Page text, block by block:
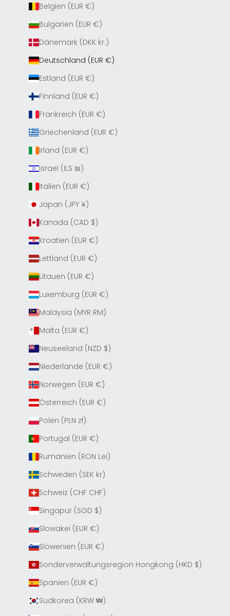
Belgien (EUR €)
Bulgarien (EUR €)
Dänemark (DKK kr.)
Deutschland (EUR €)
Estland (EUR €)
Finnland (EUR €)
Frankreich (EUR €)
Griechenland (EUR €)
Irland (EUR €)
Israel (ILS ₪)
Italien (EUR €)
Japan (JPY ¥)
Kanada (CAD $)
Kroatien (EUR €)
Lettland (EUR €)
Litauen (EUR €)
Luxemburg (EUR €)
Malaysia (MYR RM)
Malta (EUR €)
Neuseeland (NZD $)
Niederlande (EUR €)
Norwegen (EUR €)
Österreich (EUR €)
Polen (PLN zł)
Portugal (EUR €)
Rumänien (RON Lei)
Schweden (SEK kr)
Schweiz (CHF CHF)
Singapur (SGD $)
Slowakei (EUR €)
Slowenien (EUR €)
Sonderverwaltungsregion Hongkong (HKD $)
Spanien (EUR €)
Südkorea (KRW ₩)